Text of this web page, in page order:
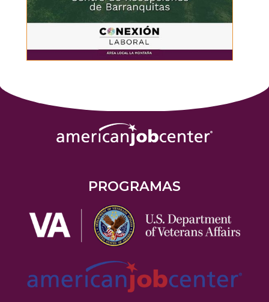
PROGRAMAS